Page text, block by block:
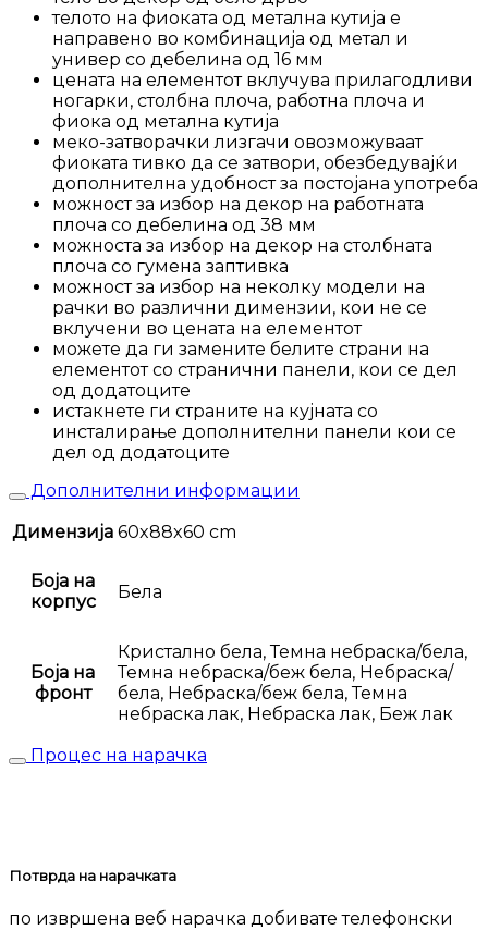
телото на фиоката од метална кутија е
направено во комбинација од метал и
универ со дебелина од 16 мм
цената на елементот вклучува прилагодливи
ногарки, столбна плоча, работна плоча и
фиока од метална кутија
меко-затворачки лизгачи овозможуваат
фиоката тивко да се затвори, обезбедувајќи
дополнителна удобност за постојана употреба
можност за избор на декор на работната
плоча со дебелина од 38 мм
можноста за избор на декор на столбната
плоча со гумена заптивка
можност за избор на неколку модели на
рачки во различни димензии, кои не се
вклучени во цената на елементот
можете да ги замените белите страни на
елементот со странични панели, кои се дел
од додатоците
истакнете ги страните на кујната со
инсталирање дополнителни панели кои се
дел од додатоците
Дополнителни информации
Димензија 60x88x60 cm
Боја на
корпус
Бела
Боја на
фронт
Кристално бела, Темна небраска/бела,
Темна небраска/беж бела, Небраска/
бела, Небраска/беж бела, Темна
небраска лак, Небраска лак, Беж лак
Процес на нарачка
Потврда на нарачката
по извршена веб нарачка добивате телефонски